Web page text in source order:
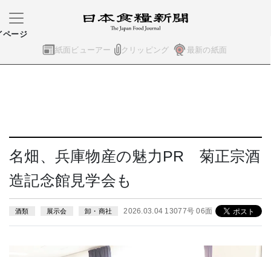
紙面ビューアー クリッピング 最新の紙面
ページ
名畑、兵庫物産の魅力PR 菊正宗酒
造記念館見学会も
酒類 展示会 卸・商社 2026.03.04 13077号 06面